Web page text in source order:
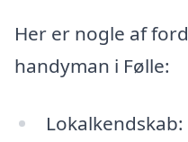
Her er nogle af
handyman i Følle: